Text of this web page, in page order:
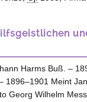
Harms Buß. –
1896–1901 Meint
Georg Wilhelm